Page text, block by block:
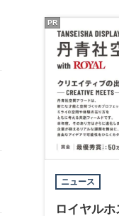
ニュース
ロイヤル
PR